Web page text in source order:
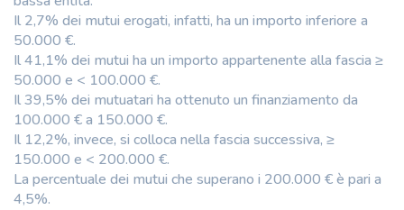
Il 2,7% dei mutui erogati, infatti, ha un importo inferiore a
50.000 €.
Il 41,1% dei mutui ha un importo appartenente alla fascia ≥
50.000 e < 100.000 €.
Il 39,5% dei mutuatari ha ottenuto un finanziamento da
100.000 € a 150.000 €.
Il 12,2%, invece, si colloca nella fascia successiva, ≥
150.000 e < 200.000 €.
La percentuale dei mutui che superano i 200.000 € è pari a
4,5%.